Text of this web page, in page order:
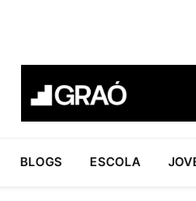
BLOGS ESCOLA